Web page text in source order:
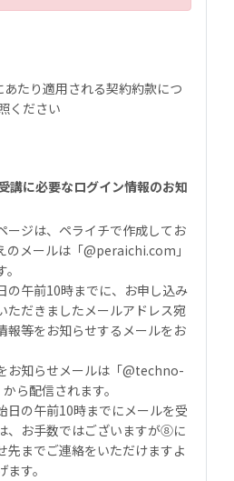
あたり適用される契約約款につ
ください
講に必要なログイン情報のお知
ージは、ペライチで作成してお
のメールは「@peraichi.com」
の午前10時までに、お申し込み
ただきましたメールアドレス宛
報等をお知らせするメールをお
お知らせメールは「@techno-
ら配信されます。
日の午前10時までにメールを受
、お手数ではございますが⑧に
先までご連絡をいただけますよ
す。